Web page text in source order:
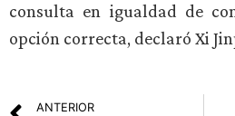
consulta en igualdad de
opción correcta, declaró Xi
ANTERIOR